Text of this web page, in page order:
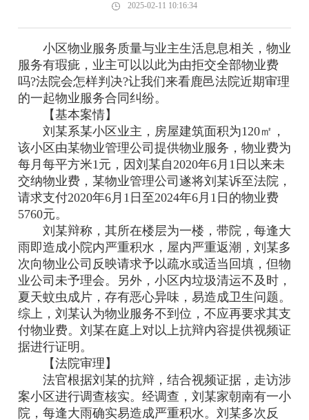
2025-02-11 10:16:34
小区物业服务质量与业主生活息息相关，物业
服务有瑕疵，业主可以以此为由拒交全部物业费
吗?法院会怎样判决?让我们来看鹿邑法院近期审理
的一起物业服务合同纠纷。
【基本案情】
刘某系某小区业主，房屋建筑面积为120㎡，
该小区由某物业管理公司提供物业服务，物业费为
每月每平方米1元，因刘某自2020年6月1日以来未
交纳物业费，某物业管理公司遂将刘某诉至法院，
请求支付2020年6月1日至2024年6月1日的物业费
5760元。
刘某辩称，其所在楼层为一楼，带院，每逢大
雨即造成小院内严重积水，屋内严重返潮，刘某多
次向物业公司反映请求予以疏水或适当回填，但物
业公司未予理会。另外，小区内垃圾清运不及时，
夏天蚊虫成片，存有恶心异味，易造成卫生问题。
综上，刘某认为物业服务不到位，不应再要求其支
付物业费。刘某在庭上对以上抗辩内容提供视频证
据进行证明。
【法院审理】
法官根据刘某的抗辩，结合视频证据，走访涉
案小区进行调查核实。经调查，刘某家朝南有一小
院，每逢大雨确实易造成严重积水。刘某多次反